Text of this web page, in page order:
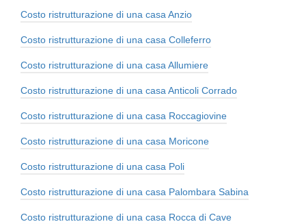
Costo ristrutturazione di una casa Anzio
Costo ristrutturazione di una casa Colleferro
Costo ristrutturazione di una casa Allumiere
Costo ristrutturazione di una casa Anticoli Corrado
Costo ristrutturazione di una casa Roccagiovine
Costo ristrutturazione di una casa Moricone
Costo ristrutturazione di una casa Poli
Costo ristrutturazione di una casa Palombara Sabina
Costo ristrutturazione di una casa Rocca di Cave